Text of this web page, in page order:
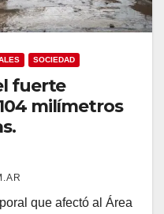
SOCIEDAD
fuerte
milímetros
que afectó al Área